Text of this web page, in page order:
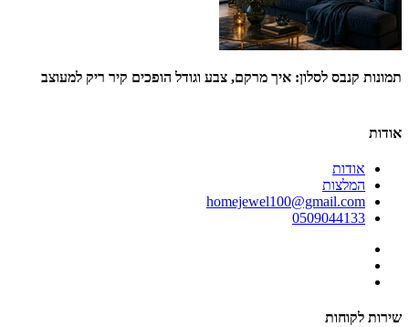
תמונות קנבס לסלון: איך מרקם, צבע וגודל הופכים קיר ריק למעוצב
אודות
אודות
המלצות
homejewel100@gmail.com
0509044133
שירות לקוחות